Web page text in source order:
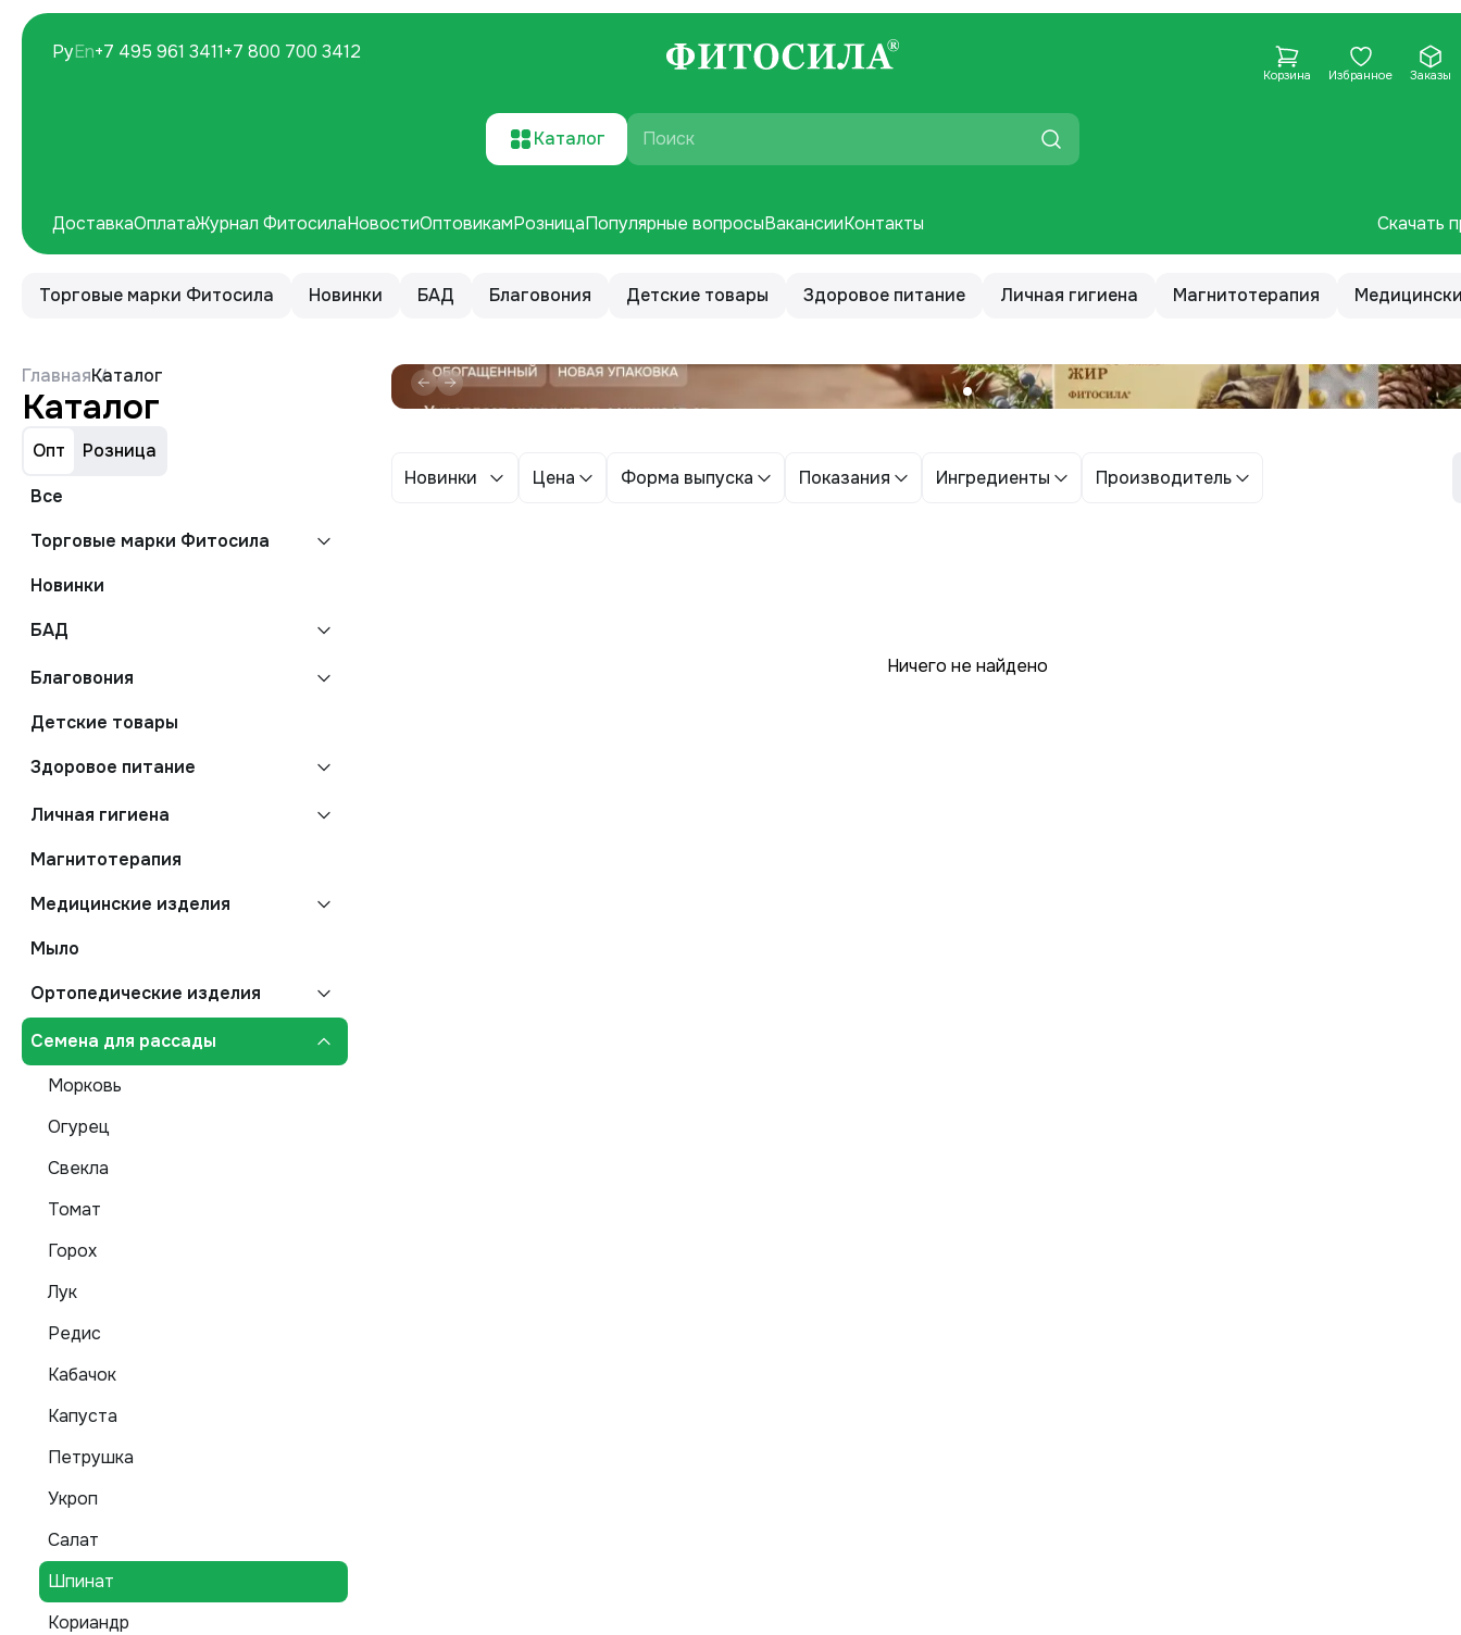
Корзина Избранное Заказы
Скачать
ДоставкаОплатаЖурнал ФитосилаНовостиОптовикамРозницаПопулярные вопросыВакансииКонтакты
РуEn+7 495 961 3411+7 800 700 3412
Каталог Поиск
Торговые марки Фитосила Новинки БАД Благовония Детские товары Здоровое питание Личная гигиена Магнитотерапия
ГлавнаяКаталог
Каталог
Опт
Розница
Все
Торговые марки Фитосила
Новинки
БАД
Благовония
Детские товары
Здоровое питание
Личная гигиена
Магнитотерапия
Медицинские изделия
Мыло
Ортопедические изделия
Семена для рассады
Морковь
Огурец
Свекла
Томат
Горох
Лук
Редис
Кабачок
Капуста
Петрушка
Укроп
Салат
Шпинат
Кориандр
Новинки Цена Форма выпуска Показания Ингредиенты Производитель
Ничего не найдено